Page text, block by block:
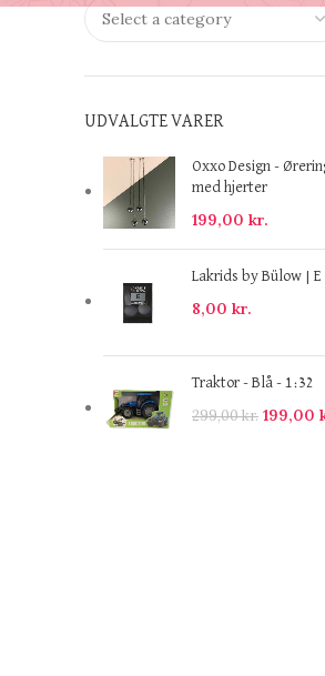
UDVALGTE VARER
Oxxo Design -
med hjerter
199,00 kr.
Lakrids by Bülow | E
8,00 kr.
Traktor - Blå - 1:32
299,00kr. 199,00